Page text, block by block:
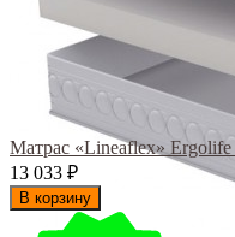
Матрас «Lineaflex»
13 033 ₽
В корзину